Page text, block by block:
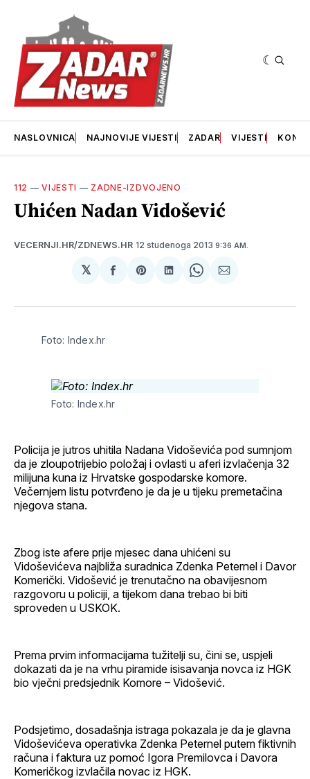
NASLOVNICA NAJNOVIJE VIJESTI ZADAR VIJESTI
112 —VIJESTI — ZADNE-IZDVOJENO
Uhićen Nadan Vidošević
VECERNJI.HR/ZDNEWS.HR 12 studenoga 2013 9:36 AM.
𝕏
podijeliSharepodijeliSharepodijeli
Foto: Index.hr
Foto: Index.hr
Policija je jutros uhitila Nadana Vidoševića pod sumnjom
da je zloupotrijebio položaj i ovlasti u aferi izvlačenja 32
milijuna kuna iz Hrvatske gospodarske komore.
Večernjem listu potvrđeno je da je u tijeku premetačina
njegova stana.
Zbog iste afere prije mjesec dana uhićeni su
Vidoševićeva najbliža suradnica Zdenka Peternel i Davor
Komerički. Vidošević je trenutačno na obavijesnom
razgovoru u policiji, a tijekom dana trebao bi biti
sproveden u USKOK.
Prema prvim informacijama tužitelji su, čini se, uspjeli
dokazati da je na vrhu piramide isisavanja novca iz HGK
bio vječni predsjednik Komore – Vidošević.
Podsjetimo, dosadašnja istraga pokazala je da je glavna
Vidoševićeva operativka Zdenka Peternel putem fiktivnih
računa i faktura uz pomoć Igora Premilovca i Davora
Komeričkog izvlačila novac iz HGK.